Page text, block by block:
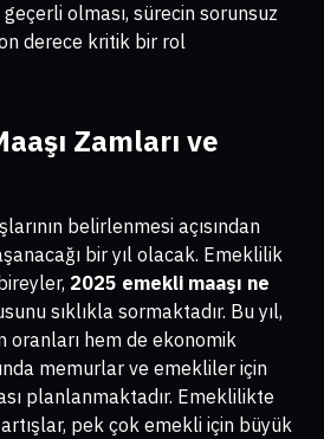
olması, sürecin sorunsuz
derece kritik bir rol
Zamları ve
belirlenmesi açısından
bir yıl olacak. Emeklilik
2025 emekli maaşı ne
sıklıkla sormaktadır. Bu yıl,
oranları hem de ekonomik
memurlar ve emekliler için
planlanmaktadır. Emeklilikte
pek çok emekli için büyük